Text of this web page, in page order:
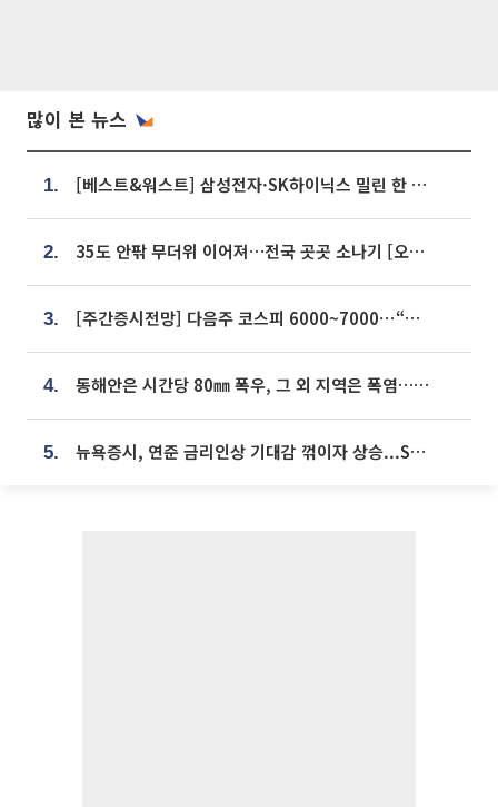
많이 본 뉴스
1. [베스트&워스트] 삼성전자·SK하이닉스 밀린 한 주…상상인증권은 85% 급등
2. 35도 안팎 무더위 이어져…전국 곳곳 소나기 [오늘 날씨]
3. [주간증시전망] 다음주 코스피 6000~7000⋯“外人 수급은 정책이 변수”
4. 동해안은 시간당 80㎜ 폭우, 그 외 지역은 폭염…‘극과 극 날씨’
5. 뉴욕증시, 연준 금리인상 기대감 꺾이자 상승...S&P500 사상 최고치 [종합]